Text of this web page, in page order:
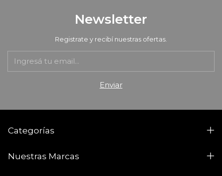
Newsletter
Registrate y recibí nuestras ofertas.
Categorías
Nuestras Marcas